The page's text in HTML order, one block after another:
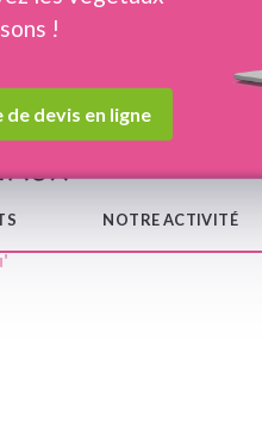
NOTRE ACTIVITÉ
!
de devis en ligne